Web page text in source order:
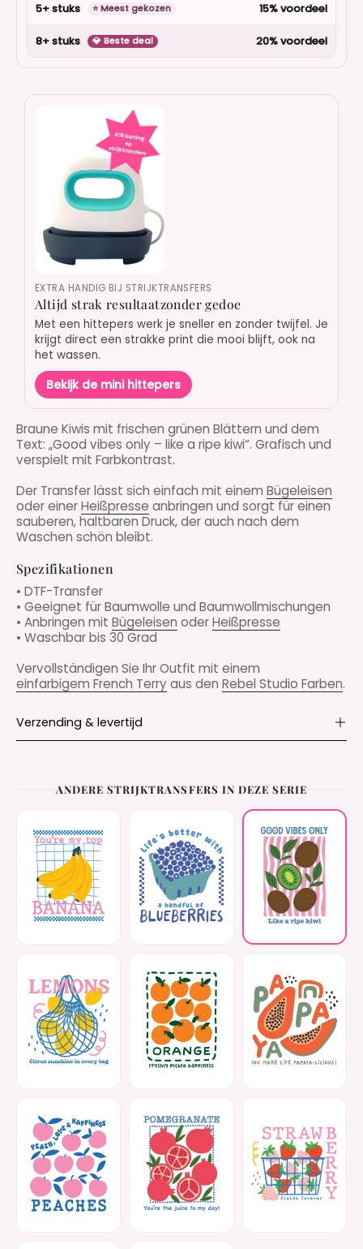
5+ stuks ⭐ Meest gekozen 15% voordeel
8+ stuks 💎 Beste deal 20% voordeel
EXTRA HANDIG BIJ STRIJKTRANSFERS
Altijd strak resultaatzonder gedoe
Met een hittepers werk je sneller en zonder twijfel. Je
krijgt direct een strakke print die mooi blijft, ook na
het wassen.
Bekijk de mini hittepers
Braune Kiwis mit frischen grünen Blättern und dem
Text: „Good vibes only – like a ripe kiwi“. Grafisch und
verspielt mit Farbkontrast.
Der Transfer lässt sich einfach mit einem Bügeleisen
oder einerHeißpresse anbringen und sorgt für einen
sauberen, haltbaren Druck, der auch nach dem
Waschen schön bleibt.
Spezifikationen
• DTF-Transfer
• Geeignet für Baumwolle und Baumwollmischungen
• Anbringen mit Bügeleisen oderHeißpresse
• Waschbar bis 30 Grad
Vervollständigen Sie Ihr Outfit mit einem
einfarbigem French Terry aus den Rebel Studio Farben.
Verzending & levertijd
ANDERE STRIJKTRANSFERS IN DEZE SERIE